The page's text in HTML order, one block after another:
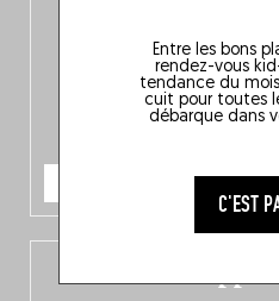
Entre les bons
rendez-vous
tendance du
cuit pour toutes
débarque dans
C'EST
JE